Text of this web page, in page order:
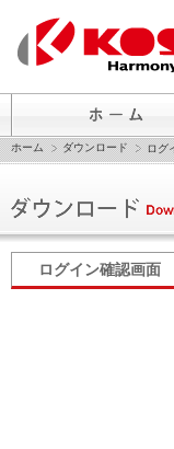
ホーム ダウンロード ログ
ログイン確認画面